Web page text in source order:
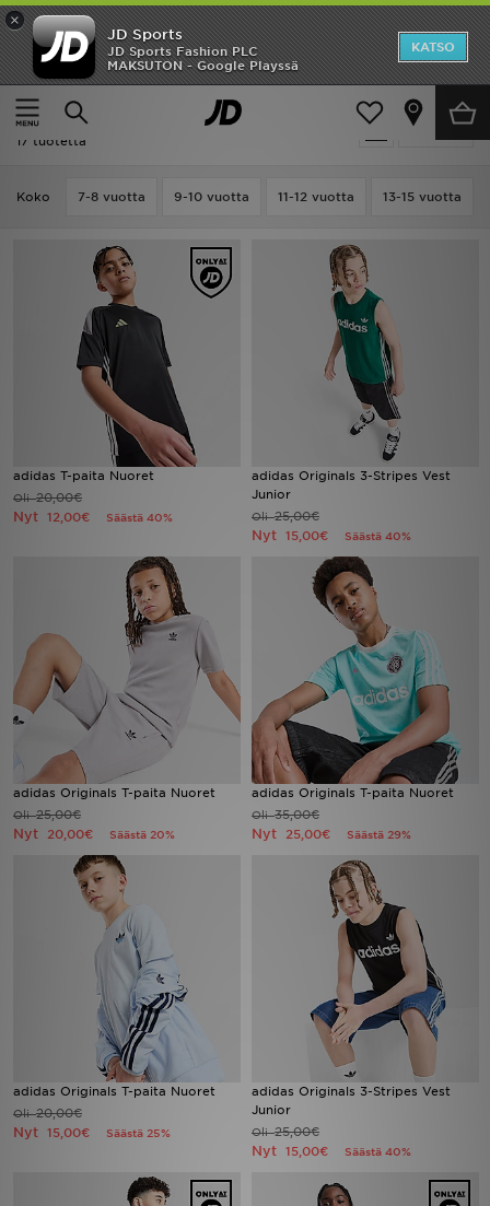
×
JD Sports
JD Sports Fashion PLC
MAKSUTON - Google Playssä
KATSO
Etusivu
Lapset
Suodata
Ale | Lapset - Adidas T-Paidat
17 tuotetta
Koko 7-8 vuotta 9-10 vuotta 11-12 vuotta 13-15 vuotta
adidas T-paita Nuoret
Oli20,00€
Nyt 12,00€ Säästä 40%
adidas Originals 3-Stripes Vest
Junior
Oli25,00€
Nyt 15,00€ Säästä 40%
adidas Originals T-paita Nuoret
Oli25,00€
Nyt 20,00€ Säästä 20%
adidas Originals T-paita Nuoret
Oli35,00€
Nyt 25,00€ Säästä 29%
adidas Originals T-paita Nuoret
Oli20,00€
Nyt 15,00€ Säästä 25%
adidas Originals 3-Stripes Vest
Junior
Oli25,00€
Nyt 15,00€ Säästä 40%
Etusivu
Ale
Uutuudet
Tuotemerkit
Lataa JD-sovellus
Minun JD
Minun viestini
Asiakaspalvelu ja tietoa